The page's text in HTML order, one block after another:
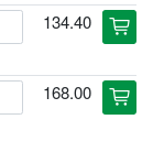
134.40 cart
168.00 cart